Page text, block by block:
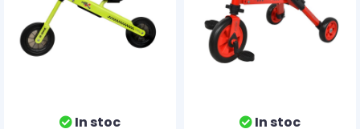
In stoc In stoc